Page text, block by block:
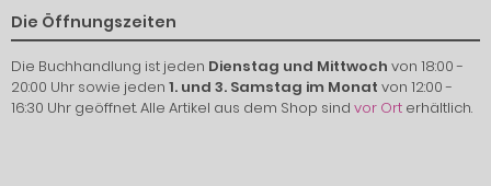
Die Öffnungszeiten
Die Buchhandlung ist jeden Dienstag und Mittwoch von 18:00 -
20:00 Uhr sowie jeden 1. und 3. Samstag im Monat von 12:00 -
16:30 Uhr geöffnet. Alle Artikel aus dem Shop sind vor Ort erhältlich.